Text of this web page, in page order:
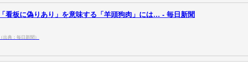
「看板に偽りあり」を意味する「羊頭狗肉」には… - 毎日新聞
（出典：毎日新聞）